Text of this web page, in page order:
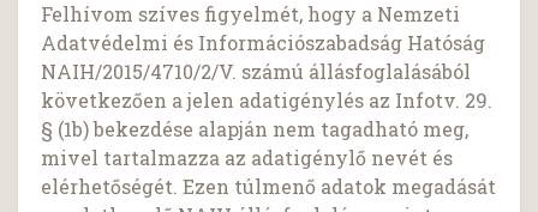
Felhívom szíves figyelmét, hogy a Nemzeti
Adatvédelmi és Információszabadság Hatóság
NAIH/2015/4710/2/V. számú állásfoglalásából
következően a jelen adatigénylés az Infotv. 29.
§ (1b) bekezdése alapján nem tagadható meg,
mivel tartalmazza az adatigénylő nevét és
elérhetőségét. Ezen túlmenő adatok megadását